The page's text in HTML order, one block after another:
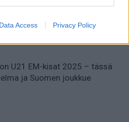
Data Access Privacy Policy
näkyy ilmaiseksi TV:stä –
ottelun
U21 EM-kisat 2025 – tässä
ja Suomen joukkue